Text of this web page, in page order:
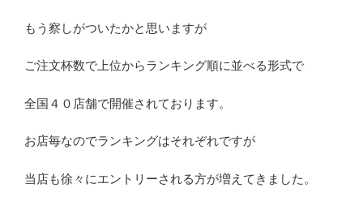
もう察しがついたかと思いますが
ご注文杯数で上位からランキング順に並べる形式で
全国４０店舗で開催されております。
お店毎なのでランキングはそれぞれですが
当店も徐々にエントリーされる方が増えてきました。